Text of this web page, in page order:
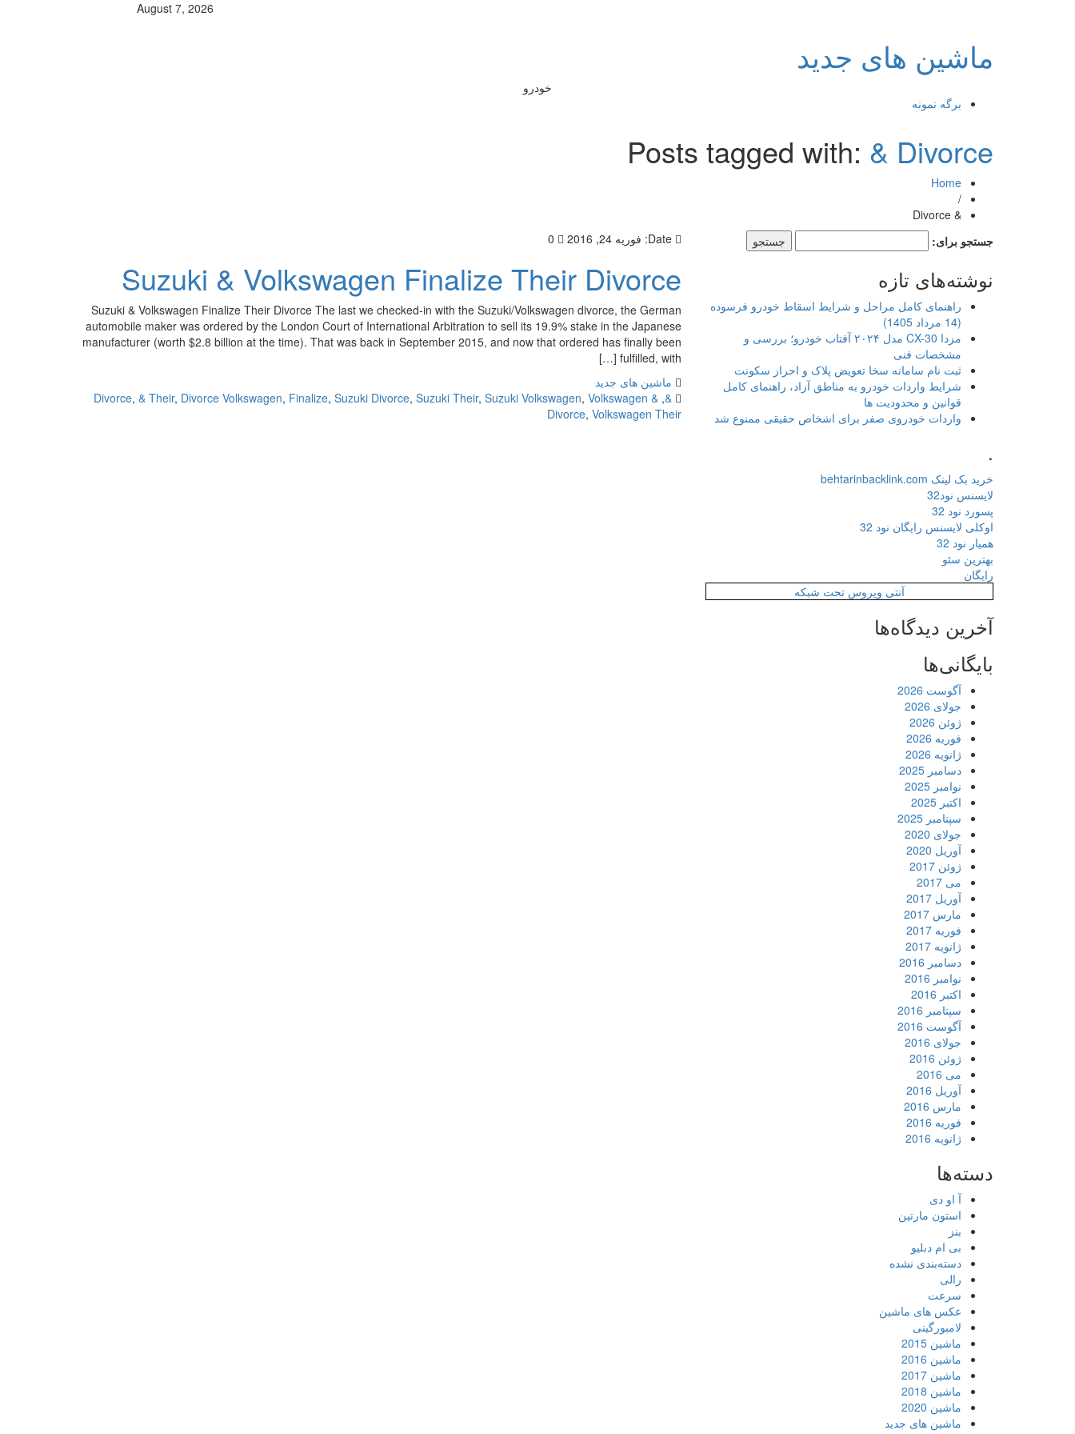
August 7, 2026
ماشین های جدید
خودرو
برگه نمونه
Posts tagged with: & Divorce
Home
/
& Divorce
Date: فوریه 24, 2016 0
Suzuki & Volkswagen Finalize Their Divorce
Suzuki & Volkswagen Finalize Their Divorce The last we checked-in with the Suzuki/Volkswagen divorce, the German
automobile maker was ordered by the London Court of International Arbitration to sell its 19.9% stake in the Japanese
manufacturer (worth $2.8 billion at the time). That was back in September 2015, and now that ordered has finally been
fulfilled, with […]
ماشین های جدید
&
,
& Divorce
, & Their, Divorce Volkswagen, Finalize, Suzuki Divorce, Suzuki Their, Suzuki Volkswagen, Volkswagen
Divorce, Volkswagen Their
جستجو برای:
نوشته‌های تازه
راهنمای کامل مراحل و شرایط اسقاط خودرو فرسوده
(14 مرداد 1405)
مزدا CX-30 مدل ۲۰۲۴ آفتاب خودرو؛ بررسی و
مشخصات فنی
ثبت نام سامانه سخا تعویض پلاک و احراز سکونت
شرایط واردات خودرو به مناطق آزاد، راهنمای کامل
قوانین و محدودیت ها
واردات خودروی صفر برای اشخاص حقیقی ممنوع شد
.
خرید بک لینک behtarinbacklink.com
لایسنس نود32
پسورد نود 32
اوکلی لایسنس رایگان نود 32
همیار نود 32
بهترین سئو
رایگان
آنتی ویروس تحت شبکه
آخرین دیدگاه‌ها
بایگانی‌ها
آگوست 2026
جولای 2026
ژوئن 2026
فوریه 2026
ژانویه 2026
دسامبر 2025
نوامبر 2025
اکتبر 2025
سپتامبر 2025
جولای 2020
آوریل 2020
ژوئن 2017
می 2017
آوریل 2017
مارس 2017
فوریه 2017
ژانویه 2017
دسامبر 2016
نوامبر 2016
اکتبر 2016
سپتامبر 2016
آگوست 2016
جولای 2016
ژوئن 2016
می 2016
آوریل 2016
مارس 2016
فوریه 2016
ژانویه 2016
دسته‌ها
آ او دی
استون مارتین
بنز
بی ام دبلیو
دسته‌بندی نشده
رالی
سرعت
عکس های ماشین
لامبورگینی
ماشین 2015
ماشین 2016
ماشین 2017
ماشین 2018
ماشین 2020
ماشین های جدید